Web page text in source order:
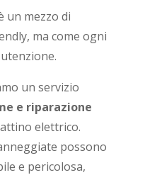
un mezzo di
ma come ogni
un servizio
e riparazione
elettrico.
possono
e pericolosa,